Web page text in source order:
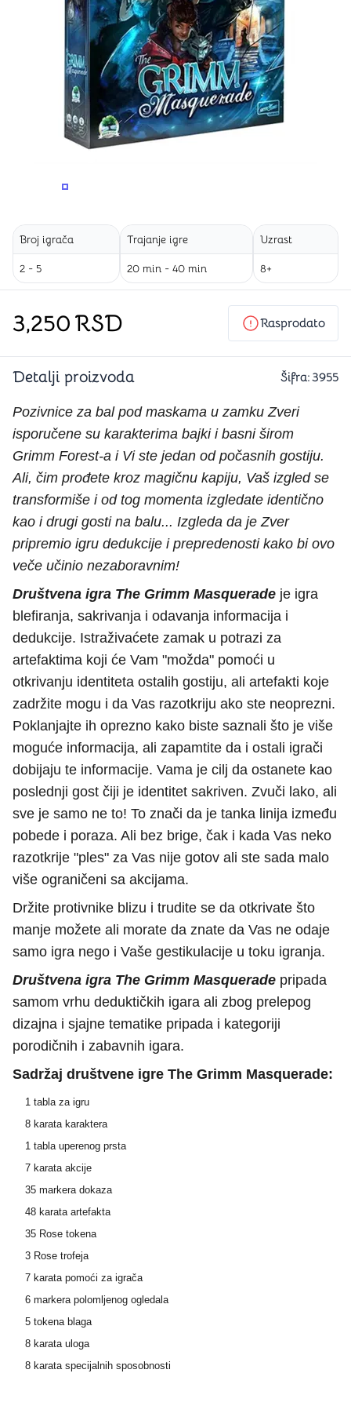
PROMENITE UGAO GLEDANJA
Broj igrača
2 - 5
Trajanje igre
20 min - 40 min
Uzrast
8+
3,250RSD Rasprodato
Detalji proizvoda Šifra:3955
Pozivnice za bal pod maskama u zamku Zveri
isporučene su karakterima bajki i basni širom
Grimm Forest-a i Vi ste jedan od počasnih gostiju.
Ali, čim prođete kroz magičnu kapiju, Vaš izgled se
transformiše i od tog momenta izgledate identično
kao i drugi gosti na balu... Izgleda da je Zver
pripremio igru dedukcije i prepredenosti kako bi ovo
veče učinio nezaboravnim!
Društvena igra The Grimm Masquerade je igra
blefiranja, sakrivanja i odavanja informacija i
dedukcije. Istraživaćete zamak u potrazi za
artefaktima koji će Vam "možda" pomoći u
otkrivanju identiteta ostalih gostiju, ali artefakti koje
zadržite mogu i da Vas razotkriju ako ste neoprezni.
Poklanjajte ih oprezno kako biste saznali što je više
moguće informacija, ali zapamtite da i ostali igrači
dobijaju te informacije. Vama je cilj da ostanete kao
poslednji gost čiji je identitet sakriven. Zvuči lako, ali
sve je samo ne to! To znači da je tanka linija između
pobede i poraza. Ali bez brige, čak i kada Vas neko
razotkrije "ples" za Vas nije gotov ali ste sada malo
više ograničeni sa akcijama.
Držite protivnike blizu i trudite se da otkrivate što
manje možete ali morate da znate da Vas ne odaje
samo igra nego i Vaše gestikulacije u toku igranja.
Društvena igra The Grimm Masquerade pripada
samom vrhu deduktičkih igara ali zbog prelepog
dizajna i sjajne tematike pripada i kategoriji
porodičnih i zabavnih igara.
Sadržaj društvene igre The Grimm Masquerade:
1 tabla za igru
8 karata karaktera
1 tabla uperenog prsta
7 karata akcije
35 markera dokaza
48 karata artefakta
35 Rose tokena
3 Rose trofeja
7 karata pomoći za igrača
6 markera polomljenog ogledala
5 tokena blaga
8 karata uloga
8 karata specijalnih sposobnosti